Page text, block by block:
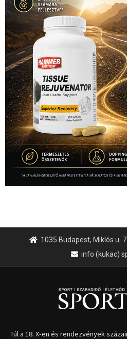
1035 Budapest, Miklós u. 7.
info (kukac)
Túl a 18. X-en és rendezvények